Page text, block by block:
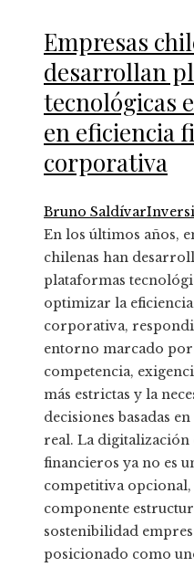
Empresas
desarrollan
tecnológicas
en eficiencia
corporativa
Bruno Saldívar
En los últimos años,
chilenas han
plataformas
optimizar la
corporativa,
entorno marcado
competencia,
más estrictas y la
decisiones basadas
real. La digitalización
financieros ya no es
competitiva opcional,
componente
sostenibilidad
posicionado como